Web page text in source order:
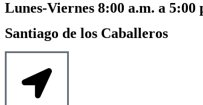
Lunes-Viernes 8:00 a.m. a 5:00
Santiago de los Caballeros